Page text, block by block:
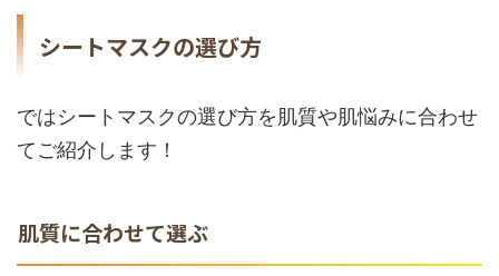
シートマスクの選び方
ではシートマスクの選び方を肌質や肌悩みに合わせ
てご紹介します！
肌質に合わせて選ぶ